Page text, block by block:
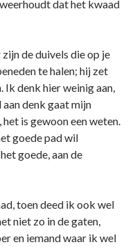
dat het kwaad
de duivels die op je
te halen; hij zet
Ik denk hier weinig aan,
denk gaat mijn
is gewoon een weten.
goede pad wil
goede, aan de
toen deed ik ook wel
niet zo in de gaten,
en iemand waar ik wel